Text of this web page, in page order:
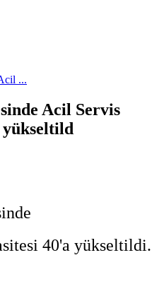
...
Acil Servis
yükseltild
40'a yükseltildi.